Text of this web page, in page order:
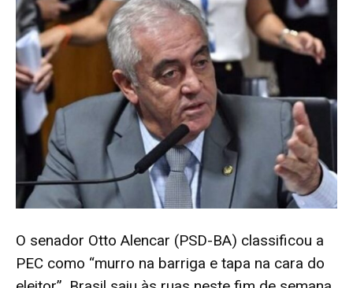
–
AL
O senador Otto Alencar (PSD-BA) classificou a
PEC como “murro na barriga e tapa na cara do